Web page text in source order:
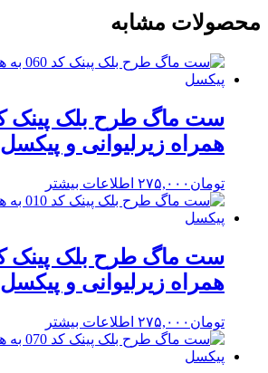
محصولات مشابه
همراه زیرلیوانی و پیکسل
تومان ۲۷۵,۰۰۰ اطلاعات بیشتر
همراه زیرلیوانی و پیکسل
تومان ۲۷۵,۰۰۰ اطلاعات بیشتر